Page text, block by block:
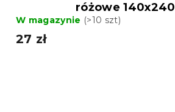
różowe
W magazynie (>10 szt)
27 zł